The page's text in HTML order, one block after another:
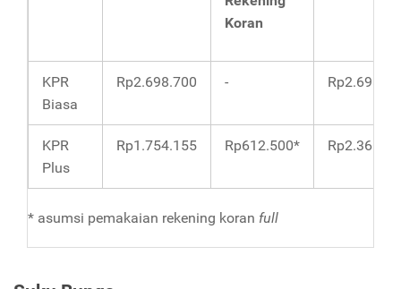
Koran
KPR
Biasa
Rp2.698.700 -
KPR
Plus
Rp1.754.155 Rp612.500*
* asumsi pemakaian rekening koran full